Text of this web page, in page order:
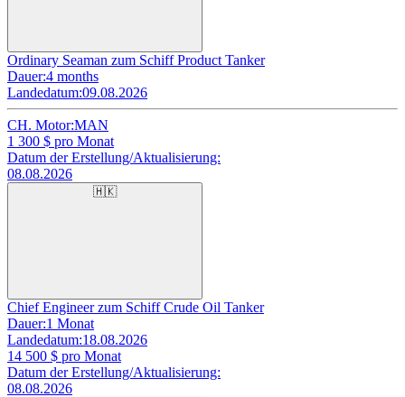
Ordinary Seaman zum Schiff Product Tanker
Dauer:4 months
Landedatum:09.08.2026
CH. Motor:MAN
1 300 $ pro Monat
Datum der Erstellung/Aktualisierung:
08.08.2026
🇭🇰
Chief Engineer zum Schiff Crude Oil Tanker
Dauer:1 Monat
Landedatum:18.08.2026
14 500 $ pro Monat
Datum der Erstellung/Aktualisierung:
08.08.2026